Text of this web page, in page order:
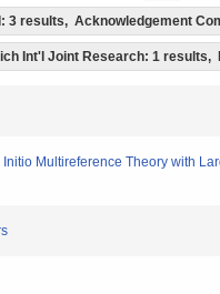
3 results, Acknowledgement
Int'l Joint Research: 1 results,
Multireference Theory with